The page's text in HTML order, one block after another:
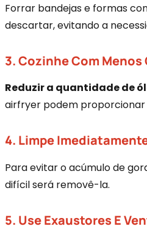
Forrar bandejas e formas
descartar, evitando a
3. Cozinhe Com Menos
Reduzir a quantidade de
airfryer podem proporcionar
4. Limpe
Para evitar o acúmulo de
difícil será removê-la.
5. Use Exaustores E